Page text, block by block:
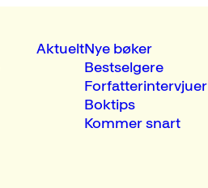
AktueltNye bøker
Bestselgere
Forfatterintervjuer
Boktips
Kommer snart